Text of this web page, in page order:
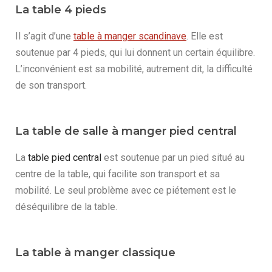
La table 4 pieds
Il s’agit d’une table à manger scandinave . Elle est
soutenue par 4 pieds, qui lui donnent un certain équilibre.
L’inconvénient est sa mobilité, autrement dit, la difficulté
de son transport.
La table de salle à manger pied central
La table pied central est soutenue par un pied situé au
centre de la table, qui facilite son transport et sa
mobilité. Le seul problème avec ce piétement est le
déséquilibre de la table.
La table à manger classique